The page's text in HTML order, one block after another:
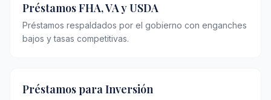
Préstamos FHA, VA y USDA
Préstamos respaldados por el gobierno con enganches
bajos y tasas competitivas.
Préstamos para Inversión